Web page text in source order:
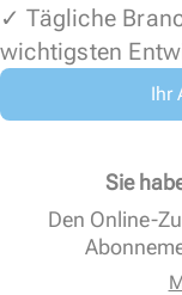
✓ Tägliche
wichtigsten
Ihr
Sie
Den Online-